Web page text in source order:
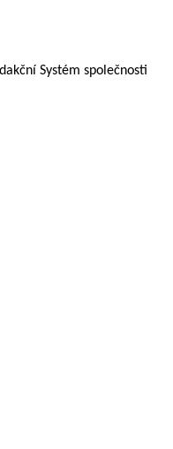
Systém společnosti